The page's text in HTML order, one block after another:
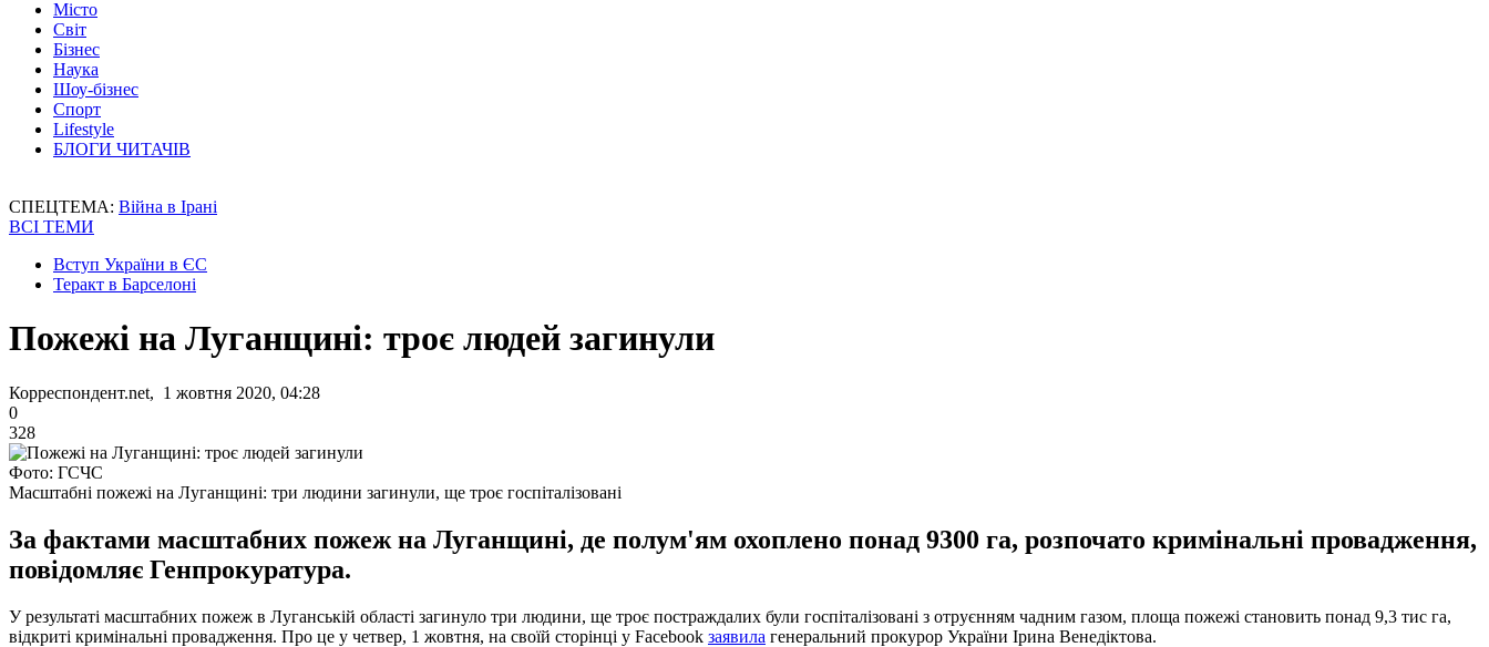
Місто
Світ
Бізнес
Наука
Шоу-бізнес
Спорт
Lifestyle
БЛОГИ ЧИТАЧІВ
СПЕЦТЕМА: Війна в Ірані
ВСІ ТЕМИ
Вступ України в ЄС
Теракт в Барселоні
Пожежі на Луганщині: троє людей загинули
Корреспондент.net, 1 жовтня 2020, 04:28
0
328
Фото: ГСЧС
Масштабні пожежі на Луганщині: три людини загинули, ще троє госпіталізовані
За фактами масштабних пожеж на Луганщині, де полум'ям охоплено понад 9300 га, розпочато кримінальні провадження,
повідомляє Генпрокуратура.
У результаті масштабних пожеж в Луганській області загинуло три людини, ще троє постраждалих були госпіталізовані з отруєнням чадним газом, площа пожежі становить понад 9,3 тис га,
відкриті кримінальні провадження. Про це у четвер, 1 жовтня, на своїй сторінці у Facebook заявила генеральний прокурор України Ірина Венедіктова.